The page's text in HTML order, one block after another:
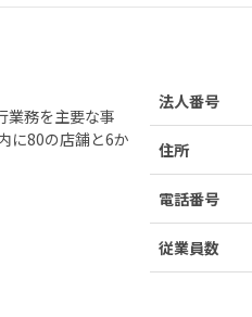
業務を主要な事
に80の店舗と6か
法人番号
住所
電話番号
従業員数